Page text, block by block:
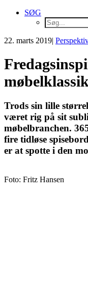
SØG
22. marts 2019|
Trods sin lille
været rig på sit
møbelbranchen.
fire tidløse
er at spotte i den
Foto: Fritz Hansen